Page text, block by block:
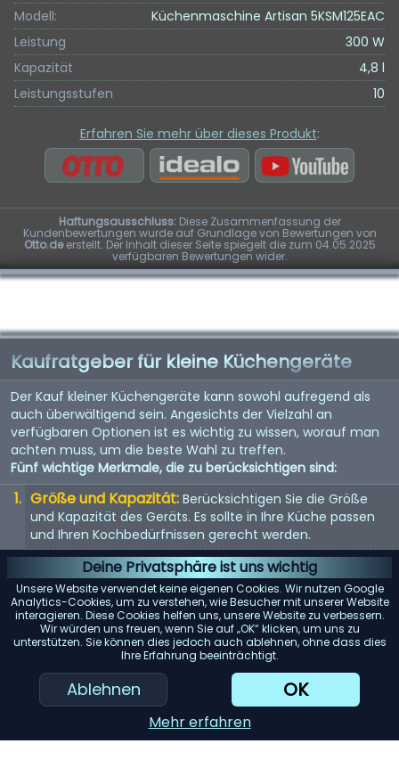
Deine Privatsphäre ist uns wichtig
Unsere Website verwendet keine eigenen Cookies. Wir nutzen Google
Analytics-Cookies, um zu verstehen, wie Besucher mit unserer Website
interagieren. Diese Cookies helfen uns, unsere Website zu verbessern.
Wir würden uns freuen, wenn Sie auf „OK“ klicken, um uns zu
unterstützen. Sie können dies jedoch auch ablehnen, ohne dass dies
Ihre Erfahrung beeinträchtigt.
Ablehnen OK
Mehr erfahren
Modell:
Küchenmaschine Artisan 5KSM125EAC
Leistung
300 W
Kapazität
4,8 l
Leistungsstufen
10
Erfahren Sie mehr über dieses Produkt:
Haftungsausschluss:Diese Zusammenfassung der
Kundenbewertungen wurde auf Grundlage von Bewertungen von
Otto.deerstellt. Der Inhalt dieser Seite spiegelt die zum 04.05.2025
verfügbaren Bewertungen wider.
Kaufratgeber für kleine Küchengeräte
Der Kauf kleiner Küchengeräte kann sowohl aufregend als
auch überwältigend sein. Angesichts der Vielzahl an
verfügbaren Optionen ist es wichtig zu wissen, worauf man
achten muss, um die beste Wahl zu treffen.
Fünf wichtige Merkmale, die zu berücksichtigen sind:
Größe und Kapazität: Berücksichtigen Sie die Größe
und Kapazität des Geräts. Es sollte in Ihre Küche passen
und Ihren Kochbedürfnissen gerecht werden.
Energieeffizienz: Energieeffiziente Geräte sparen nicht
nur Geld bei der Stromrechnung, sondern sind auch
umweltfreundlich.
Benutzerfreundlichkeit: Suchen Sie nach Geräten mit
benutzerfreundlichen Bedienelementen und Funktionen.
Sie sollten einfach zu bedienen und zu reinigen sein.
Haltbarkeit: Hochwertige Materialien und gute
Verarbeitung bedeuten oft, dass das Gerät länger hält.
Achten Sie auf Garantien und Kundenbewertungen.